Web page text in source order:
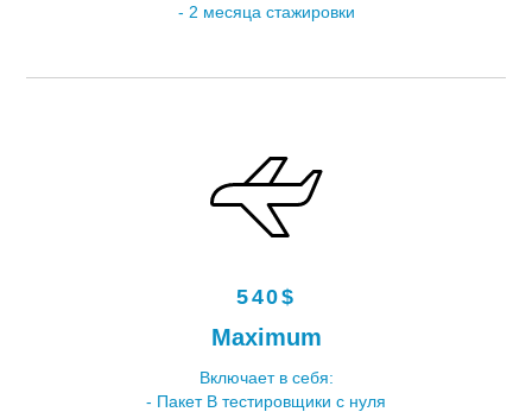
- 2 месяца стажировки
540$
Maximum
Включает в себя:
- Пакет В тестировщики с нуля